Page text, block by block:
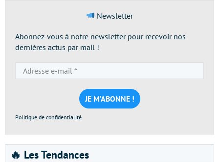
Newsletter
Abonnez-vous à notre newsletter pour recevoir nos
dernières actus par mail !
e-
mail
*
Politique de confidentialité
🔥 Les Tendances